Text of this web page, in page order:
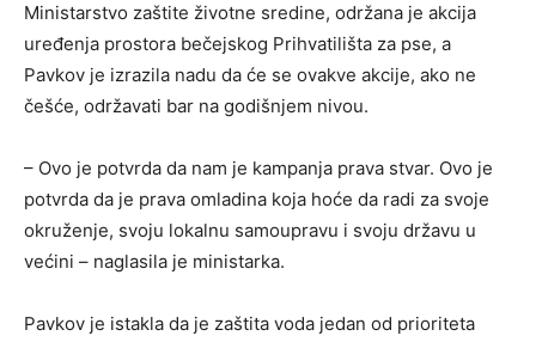
Ministarstvo zaštite životne sredine, održana je akcija
uređenja prostora bečejskog Prihvatilišta za pse, a
Pavkov je izrazila nadu da će se ovakve akcije, ako ne
češće, održavati bar na godišnjem nivou.
– Ovo je potvrda da nam je kampanja prava stvar. Ovo je
potvrda da je prava omladina koja hoće da radi za svoje
okruženje, svoju lokalnu samoupravu i svoju državu u
većini – naglasila je ministarka.
Pavkov je istakla da je zaštita voda jedan od prioriteta